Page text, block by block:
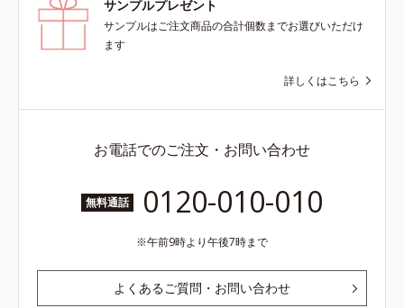
サンプルプレゼント
サンプルはご注文商品の合計個数までお選びいただけ
ます
詳しくはこちら
お電話でのご注文・お問い合わせ
無料通話 0120-010-010
午前9時より午後7時まで
よくあるご質問・お問い合わせ